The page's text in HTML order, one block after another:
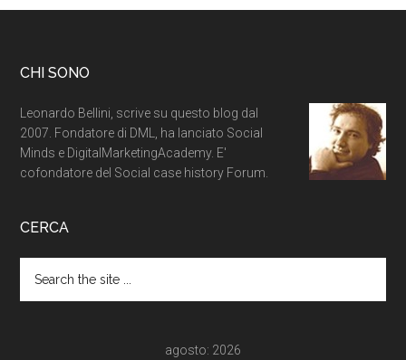
CHI SONO
Leonardo Bellini, scrive su questo blog dal
2007. Fondatore di DML, ha lanciato Social
Minds e DigitalMarketingAcademy. E'
cofondatore del Social case history Forum.
CERCA
agosto: 2026